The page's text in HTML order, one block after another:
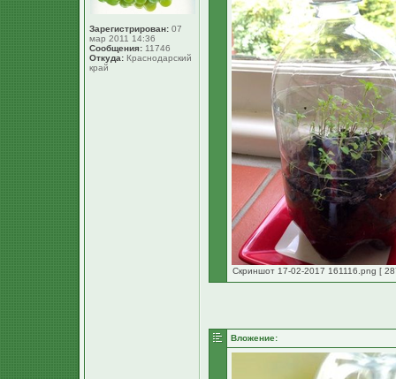
Зарегистрирован: 07
мар 2011 14:36
Сообщения: 11746
Откуда: Краснодарский
край
Скриншот 17-02-2017 161116.png [
Вложение: